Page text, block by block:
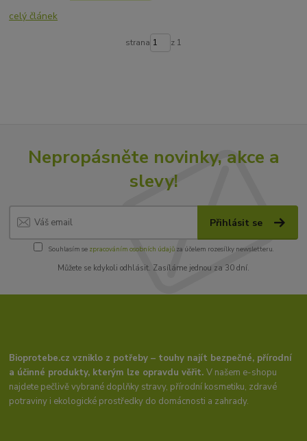
celý článek
strana z 1
Nepropásněte novinky, akce a
slevy!
Přihlásit se
Souhlasím se zpracováním osobních údajůza účelem rozesílky newsletteru.
Můžete se kdykoli odhlásit. Zasíláme jednou za 30 dní.
Bioprotebe.cz vzniklo z potřeby – touhy najít bezpečné, přírodní
a účinné produkty, kterým lze opravdu věřit.V našem e-shopu
najdete pečlivě vybrané doplňky stravy, přírodní kosmetiku, zdravé
potraviny i ekologické prostředky do domácnosti a zahrady.